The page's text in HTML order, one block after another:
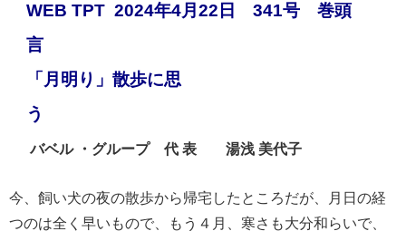
WEB TPT 2024年4月22日 341号 巻頭
「月明り」散歩に思
う
バベル ・グループ 代 表 湯浅 美代子
今、飼い犬の夜の散歩から帰宅したところだが、月日の経
つのは全く早いもので、もう４月、寒さも大分和らいで、